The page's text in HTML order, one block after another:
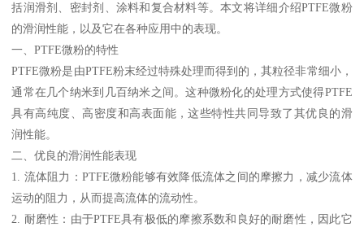
括润滑剂、密封剂、涂料和复合材料等。本文将详细介绍PTFE微粉
的滑润性能，以及它在各种应用中的表现。
一、PTFE微粉的特性
PTFE微粉是由PTFE粉末经过特殊处理而得到的，其粒径非常细小，
通常在几个纳米到几百纳米之间。这种微粉化的处理方式使得PTFE
具有高纯度、高密度和高表面能，这些特性共同导致了其优良的滑
润性能。
二、优良的滑润性能表现
1. 流体阻力：PTFE微粉能够有效降低流体之间的摩擦力，减少流体
运动的阻力，从而提高流体的流动性。
2. 耐磨性：由于PTFE具有极低的摩擦系数和良好的耐磨性，因此它